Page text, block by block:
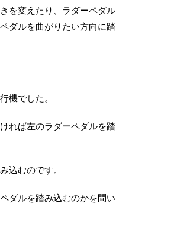
を変えたり、ラダーペダル
ダルを曲がりたい方向に踏
機でした。
れば左のラダーペダルを踏
込むのです。
ダルを踏み込むのかを問い